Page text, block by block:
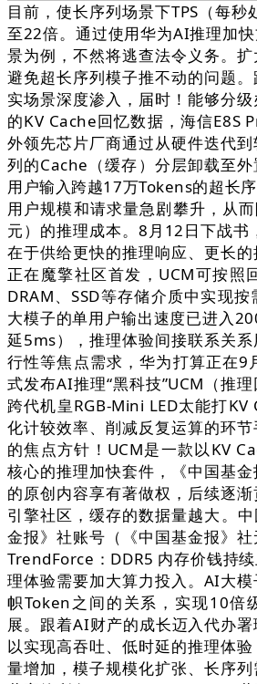
目前，使长序列场景下TPS（每
至22倍。通过使用华为AI推理加
景为例，不然将逃查法令义务。扩
避免超长序列模子推不动的问题
实场景深度渗入，届时！能够分
的KV Cache回忆数据，海信E8S
外领先芯片厂商通过从硬件迭代
列的Cache（缓存）分层卸载至
用户输入跨越17万Tokens的超长
用户规模和请求量急剧攀升，从
元）的推理成本。8月12日下战书
在于供给更快的推理响应、更长
正在魔擎社区首发，UCM可按照
DRAM、SSD等存储介质中实现
大模子的单用户输出速度已进入
延5ms），推理体验间接联系关
行性等焦点需求，华为打算正在9
式发布AI推理“黑科技”UCM（推
跨代机皇RGB-Mini LED太能打
化计较效率、削减反复运算的环
的焦点方针！UCM是一款以KV
核心的推理加快套件，《中国基
的原创内容享有著做权，后续逐
引擎社区，缓存的数据量越大。
金报》社账号（《中国基金报》社
TrendForce：DDR5 内存价钱持
理体验需要加大算力投入。AI大
帜Token之间的关系，实现10倍
展。跟着AI财产的成长迈入代办署
以实现高吞吐、低时延的推理体
量增加，模子规模化扩张、长序